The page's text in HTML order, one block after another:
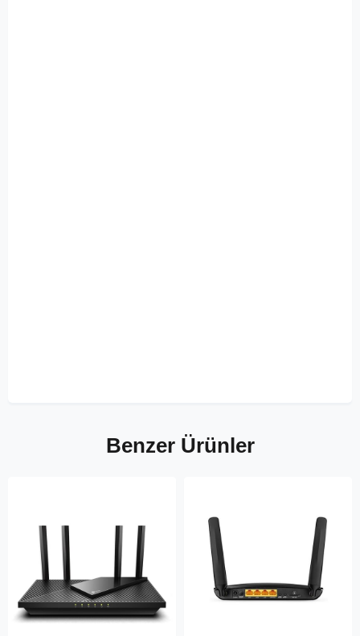
Benzer Ürünler